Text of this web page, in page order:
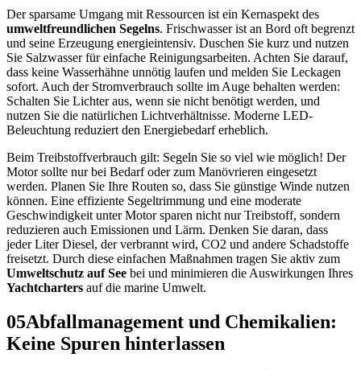
Der sparsame Umgang mit Ressourcen ist ein Kernaspekt des
umweltfreundlichen Segelns. Frischwasser ist an Bord oft begrenzt
und seine Erzeugung energieintensiv. Duschen Sie kurz und nutzen
Sie Salzwasser für einfache Reinigungsarbeiten. Achten Sie darauf,
dass keine Wasserhähne unnötig laufen und melden Sie Leckagen
sofort. Auch der Stromverbrauch sollte im Auge behalten werden:
Schalten Sie Lichter aus, wenn sie nicht benötigt werden, und
nutzen Sie die natürlichen Lichtverhältnisse. Moderne LED-
Beleuchtung reduziert den Energiebedarf erheblich.
Beim Treibstoffverbrauch gilt: Segeln Sie so viel wie möglich! Der
Motor sollte nur bei Bedarf oder zum Manövrieren eingesetzt
werden. Planen Sie Ihre Routen so, dass Sie günstige Winde nutzen
können. Eine effiziente Segeltrimmung und eine moderate
Geschwindigkeit unter Motor sparen nicht nur Treibstoff, sondern
reduzieren auch Emissionen und Lärm. Denken Sie daran, dass
jeder Liter Diesel, der verbrannt wird, CO2 und andere Schadstoffe
freisetzt. Durch diese einfachen Maßnahmen tragen Sie aktiv zum
Umweltschutz auf See bei und minimieren die Auswirkungen Ihres
Yachtcharters auf die marine Umwelt.
05Abfallmanagement und Chemikalien:
Keine Spuren hinterlassen